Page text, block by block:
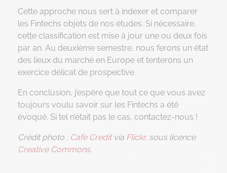
Cette approche nous sert à indexer et comparer
les Fintechs objets de nos études. Si nécessaire,
cette classification est mise à jour une ou deux fois
par an. Au deuxième semestre, nous ferons un état
des lieux du marché en Europe et tenterons un
exercice délicat de prospective.
En conclusion, j’espère que tout ce que vous avez
toujours voulu savoir sur les Fintechs a été
évoqué. Si tel n’était pas le cas, contactez-nous !
Crédit photo : Cafe Creditvia Flickr, sous licence
Creative Commons.